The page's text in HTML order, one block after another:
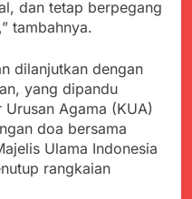
StuntingEmpat
Kebakaran KMP
Pusat Tg. Perak
5, 2026
Negeri Nyalindung
Pungutan
Komite Sekolah,
karena Dinilai
dengan
Disdik Jabar
4, 2026
Umum FSP
Indonesia
Isu Mogok
TKBM: “Belum
Keputusan Resmi”
3, 2026
Potensi
dan Kehangatan
Royong di
dan tetap berpegang
tambahnya.
dilanjutkan dengan
yang dipandu
Agama (KUA)
doa bersama
Ulama Indonesia
rangkaian